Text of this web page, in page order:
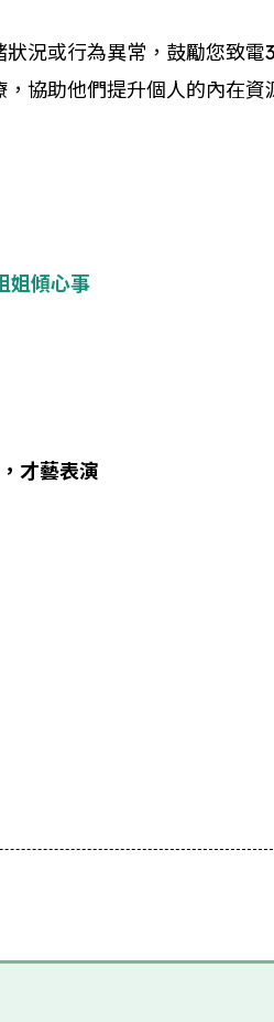
況或行為異常，鼓勵您致
協助他們提升個人的內在
姐傾心事
才藝表演